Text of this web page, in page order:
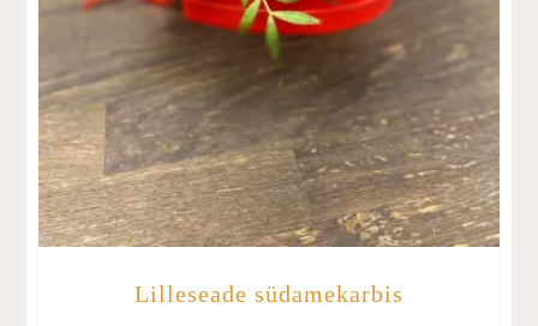
Lilleseade südamekarbis